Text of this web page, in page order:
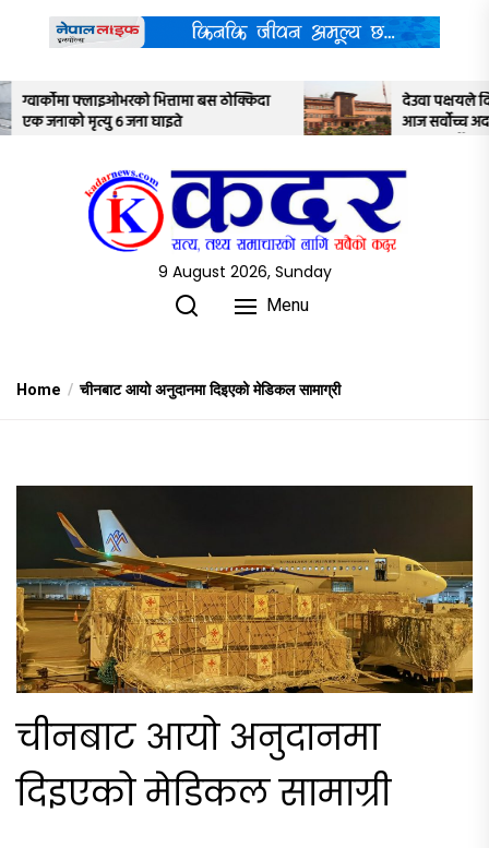
content
देउवा पक्षयले दिएकोे पुनरावलोकन निवेदनमाथि
आज सर्वोच्च अदालतका तीन न्यायाधीशले
9 August 2026, Sunday
Menu
Home चीनबाट आयो अनुदानमा दिइएको मेडिकल सामाग्री
चीनबाट आयो अनुदानमा
दिइएको मेडिकल सामाग्री